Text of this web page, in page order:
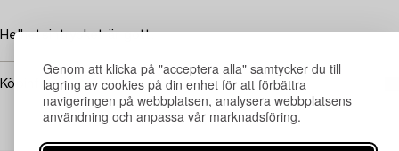
Genom att klicka på "acceptera alla" samtycker du till
lagring av cookies på din enhet för att förbättra
navigeringen på webbplatsen, analysera webbplatsens
användning och anpassa vår marknadsföring.
Helhetsintrycket är gott.
Köpinformation